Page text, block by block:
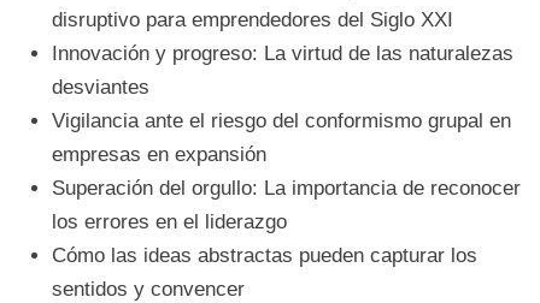
disruptivo para emprendedores del Siglo XXI
Innovación y progreso: La virtud de las naturalezas
desviantes
Vigilancia ante el riesgo del conformismo grupal en
empresas en expansión
Superación del orgullo: La importancia de reconocer
los errores en el liderazgo
Cómo las ideas abstractas pueden capturar los
sentidos y convencer